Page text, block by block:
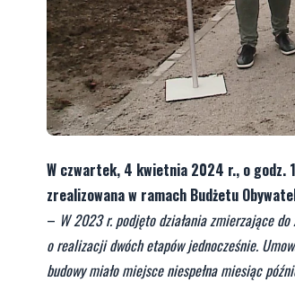
W czwartek, 4 kwietnia 2024 r., o godz.
zrealizowana w ramach Budżetu
– W 2023 r. podjęto działania zmierzające
o realizacji dwóch etapów jednocześnie.
budowy miało miejsce niespełna miesiąc